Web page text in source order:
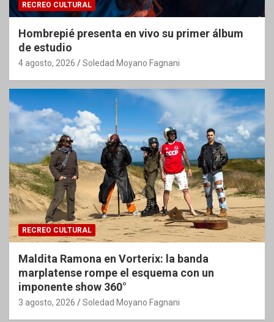
RECREO CULTURAL
Hombrepié presenta en vivo su primer álbum
de estudio
4 agosto, 2026 Soledad Moyano Fagnani
RECREO CULTURAL
Maldita Ramona en Vorterix: la banda
marplatense rompe el esquema con un
imponente show 360°
3 agosto, 2026 Soledad Moyano Fagnani